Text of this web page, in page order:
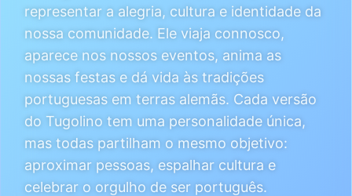
representar a alegria, cultura e identidade da
nossa comunidade. Ele viaja connosco,
aparece nos nossos eventos, anima as
nossas festas e dá vida às tradições
portuguesas em terras alemãs. Cada versão
do Tugolino tem uma personalidade única,
mas todas partilham o mesmo objetivo:
aproximar pessoas, espalhar cultura e
celebrar o orgulho de ser português.